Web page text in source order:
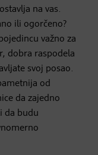
na vas.
ili ogorčeno?
važno za
dobra raspodela
svoj posao.
od
da zajedno
da budu